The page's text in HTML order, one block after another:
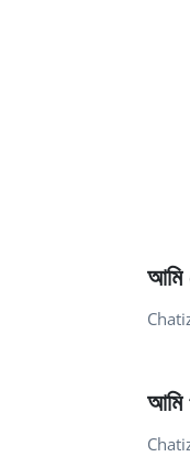
আমি
আমি